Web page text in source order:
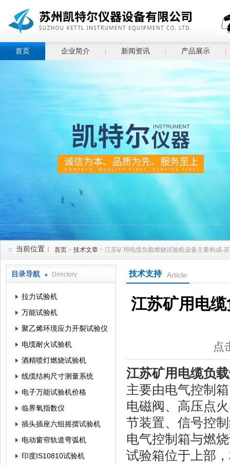
首页 企业简介 新闻资讯 产品展示
当前位置： 首页 > 技术文章 > 江苏矿用电缆负载燃烧试验机设备主要构成-
目录导航 Directory
拉力试验机
万能试验机
聚乙烯环境应力开裂试验仪
电缆耐火试验机
酒精喷灯燃烧试验机
线缆结构尺寸测量系统
电子万能试验机价格
临界氧指数仪
插头插座六组摇摆试验机
电动窗帘轨道弯弧机
印度IS10810试验机
技术支持 Article
江苏矿用电
点
江苏矿用电缆负
主要由电气控制
电磁阀、高压点
节装置、信号控
电气控制箱与燃
试验箱位于上部